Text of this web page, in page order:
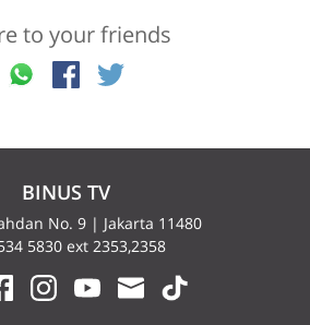
to your friends
BINUS TV
No. 9 | Jakarta 11480
5830 ext 2353,2358